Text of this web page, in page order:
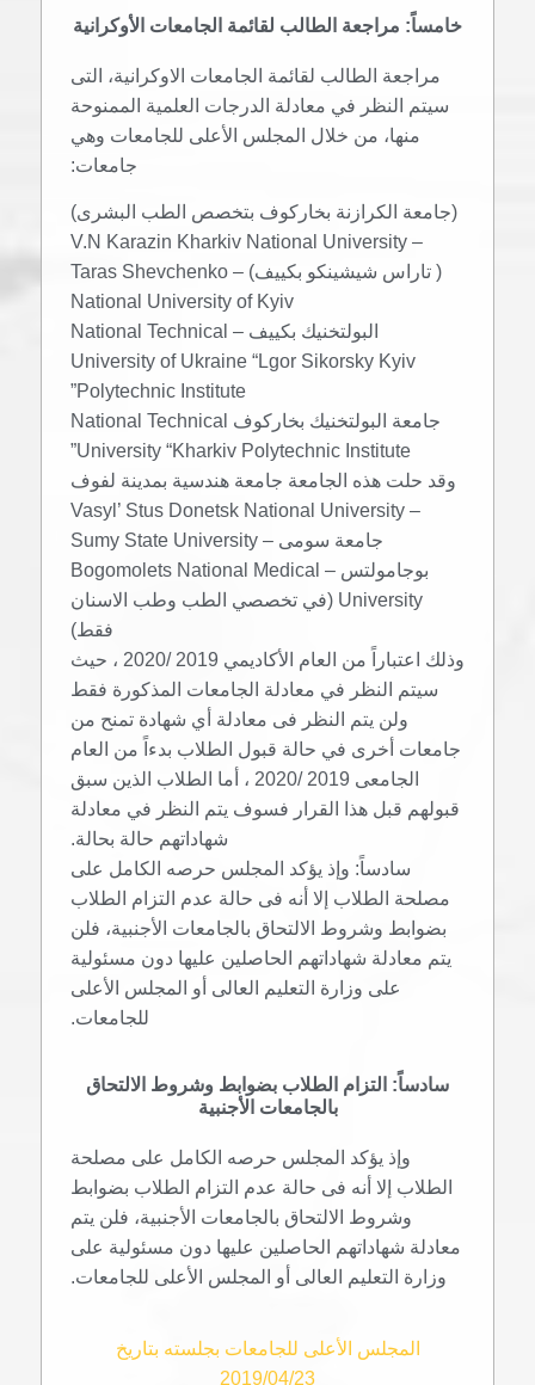
خامساً: مراجعة الطالب لقائمة الجامعات الأوكرانية
مراجعة الطالب لقائمة الجامعات الاوكرانية، التى
سيتم النظر في معادلة الدرجات العلمية الممنوحة
منها، من خلال المجلس الأعلى للجامعات وهي
جامعات:
(جامعة الكرازنة بخاركوف بتخصص الطب البشرى)
– V.N Karazin Kharkiv National University
( تاراس شيشينكو بكييف) – Taras Shevchenko
National University of Kyiv
البولتخنيك بكييف – National Technical
University of Ukraine “Lgor Sikorsky Kyiv
Polytechnic Institute”
جامعة البولتخنيك بخاركوف National Technical
University “Kharkiv Polytechnic Institute”
وقد حلت هذه الجامعة جامعة هندسية بمدينة لفوف
– Vasyl’ Stus Donetsk National University
جامعة سومى – Sumy State University
بوجامولتس – Bogomolets National Medical
University (في تخصصي الطب وطب الاسنان
فقط)
وذلك اعتباراً من العام الأكاديمي 2019 /2020 ، حيث
سيتم النظر في معادلة الجامعات المذكورة فقط
ولن يتم النظر فى معادلة أي شهادة تمنح من
جامعات أخرى في حالة قبول الطلاب بدءاً من العام
الجامعى 2019 /2020 ، أما الطلاب الذين سبق
قبولهم قبل هذا القرار فسوف يتم النظر في معادلة
شهاداتهم حالة بحالة.
سادساً: وإذ يؤكد المجلس حرصه الكامل على
مصلحة الطلاب إلا أنه فى حالة عدم التزام الطلاب
بضوابط وشروط الالتحاق بالجامعات الأجنبية، فلن
يتم معادلة شهاداتهم الحاصلين عليها دون مسئولية
على وزارة التعليم العالى أو المجلس الأعلى
للجامعات.
سادساً: التزام الطلاب بضوابط وشروط الالتحاق
بالجامعات الأجنبية
وإذ يؤكد المجلس حرصه الكامل على مصلحة
الطلاب إلا أنه فى حالة عدم التزام الطلاب بضوابط
وشروط الالتحاق بالجامعات الأجنبية، فلن يتم
معادلة شهاداتهم الحاصلين عليها دون مسئولية على
وزارة التعليم العالى أو المجلس الأعلى للجامعات.
المجلس الأعلى للجامعات بجلسته بتاريخ
2019/04/23